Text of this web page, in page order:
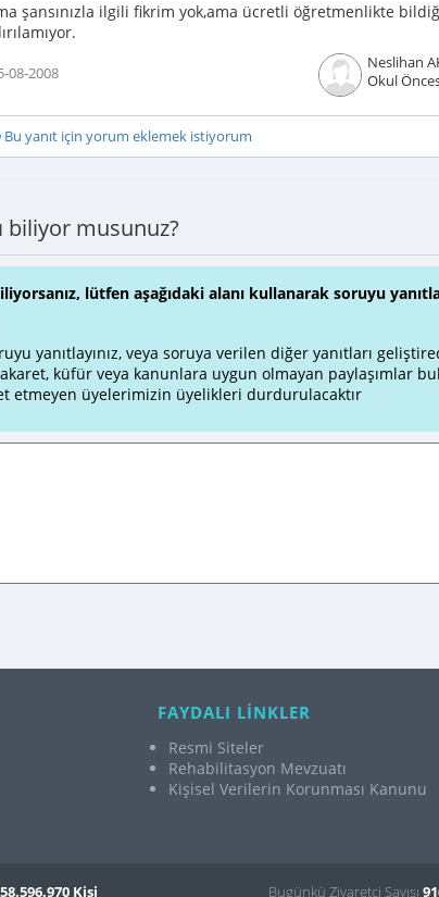
şansınızla ilgili fikrim yok,ama ücretli öğretmenlikte
08-2008
Neslihan
Okul
Bu yanıt için yorum eklemek istiyorum
biliyor musunuz?
lütfen aşağıdaki alanı kullanarak soruyu
yanıtlayınız, veya soruya verilen diğer yanıtları
küfür veya kanunlara uygun olmayan paylaşımlar
etmeyen üyelerimizin üyelikleri durdurulacaktır
FAYDALI LİNKLER
Resmi Siteler
Rehabilitasyon Mevzuatı
Kişisel Verilerin Korunması Kanunu
58.596.970 Kişi Bugünkü Ziyaretçi Sayısı